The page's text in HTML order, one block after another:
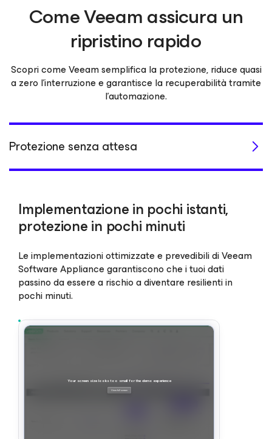
Come Veeam assicura un
ripristino rapido
Scopri come Veeam semplifica la protezione, riduce quasi
a zero l’interruzione e garantisce la recuperabilità tramite
l’automazione.
Protezione senza attesa
Implementazione in pochi istanti,
protezione in pochi minuti
Le implementazioni ottimizzate e prevedibili di Veeam
Software Appliance garantiscono che i tuoi dati
passino da essere a rischio a diventare resilienti in
pochi minuti.